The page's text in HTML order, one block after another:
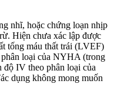
nhĩ, hoặc chứng loạn nhịp
Hiện chưa xác lập được
tống máu thất trái (LVEF)
loại của NYHA (trong
độ IV theo phân loại của
dụng không mong muốn